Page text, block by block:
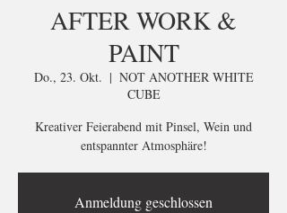
AFTER WORK &
PAINT
Do., 23. Okt.
  |
NOT ANOTHER WHITE
CUBE
Kreativer Feierabend mit Pinsel, Wein und
entspannter Atmosphäre!
Anmeldung geschlossen